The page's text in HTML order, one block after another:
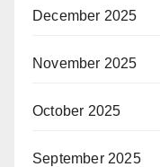
December 2025
November 2025
October 2025
September 2025